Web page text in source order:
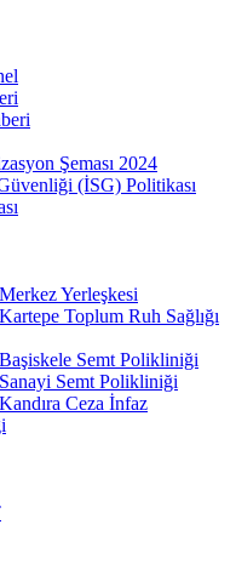
Şeması 2024
(İSG) Politikası
Yerleşkesi
Toplum Ruh Sağlığı
Semt Polikliniği
Semt Polikliniği
Ceza İnfaz